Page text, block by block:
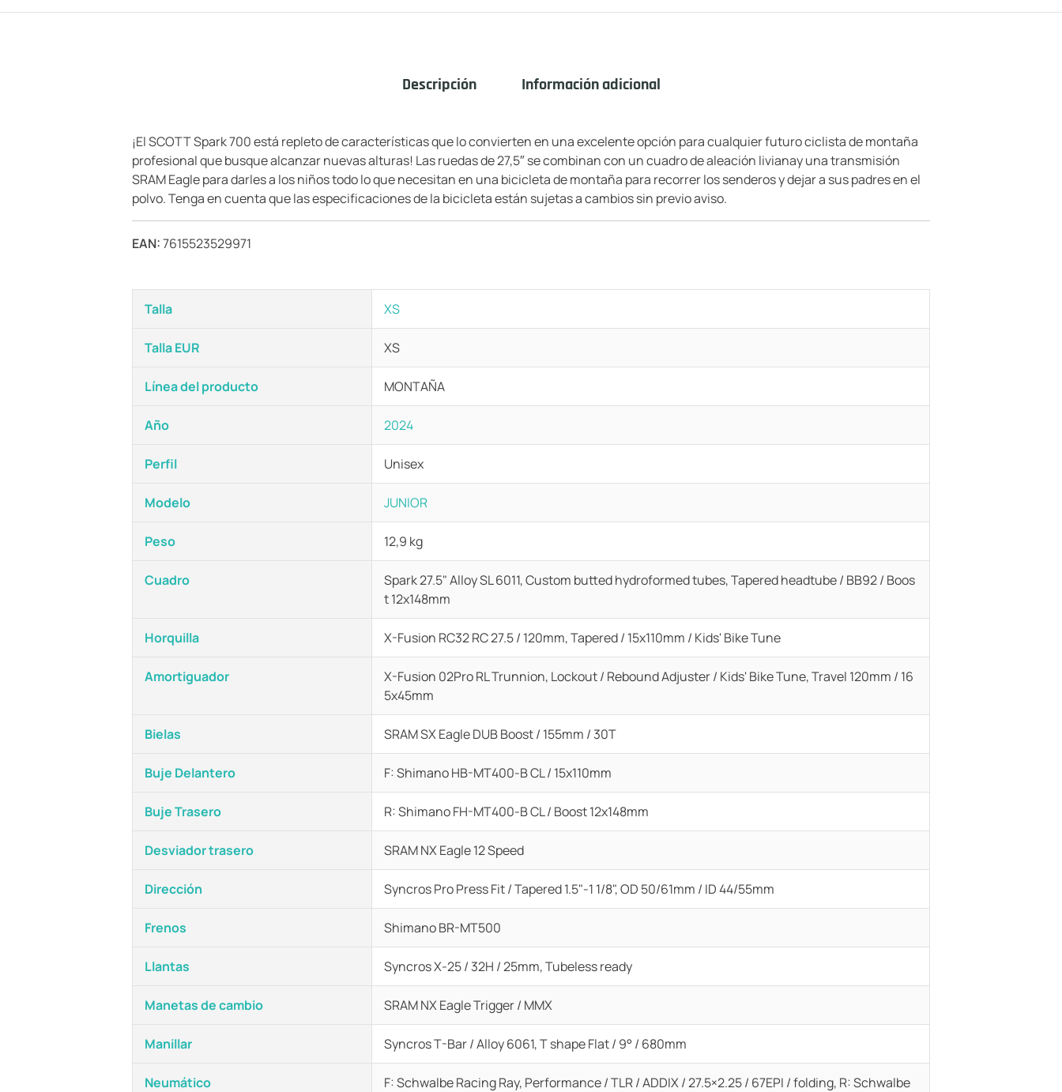
Descripción Información adicional
¡El SCOTT Spark 700 está repleto de características que lo convierten en una excelente opción para cualquier futuro ciclista de montaña
profesional que busque alcanzar nuevas alturas! Las ruedas de 27,5″ se combinan con un cuadro de aleación livianay una transmisión
SRAM Eagle para darles a los niños todo lo que necesitan en una bicicleta de montaña para recorrer los senderos y dejar a sus padres en el
polvo. Tenga en cuenta que las especificaciones de la bicicleta están sujetas a cambios sin previo aviso.
EAN:7615523529971
Talla XS
Talla EUR XS
Línea del producto MONTAÑA
Año 2024
Perfil Unisex
Modelo JUNIOR
Peso 12,9 kg
Cuadro
Spark 27.5" Alloy SL 6011, Custom butted hydroformed tubes, Tapered headtube / BB92 / Boos
t 12x148mm
Horquilla X-Fusion RC32 RC 27.5 / 120mm, Tapered / 15x110mm / Kids' Bike Tune
Amortiguador
X-Fusion 02Pro RL Trunnion, Lockout / Rebound Adjuster / Kids' Bike Tune, Travel 120mm / 16
5x45mm
Bielas SRAM SX Eagle DUB Boost / 155mm / 30T
Buje Delantero F: Shimano HB-MT400-B CL / 15x110mm
Buje Trasero R: Shimano FH-MT400-B CL / Boost 12x148mm
Desviador trasero SRAM NX Eagle 12 Speed
Dirección Syncros Pro Press Fit / Tapered 1.5"-1 1/8", OD 50/61mm / ID 44/55mm
Frenos Shimano BR-MT500
Llantas Syncros X-25 / 32H / 25mm, Tubeless ready
Manetas de cambio SRAM NX Eagle Trigger / MMX
Manillar Syncros T-Bar / Alloy 6061, T shape Flat / 9° / 680mm
Neumático
F: Schwalbe Racing Ray, Performance / TLR / ADDIX / 27.5×2.25 / 67EPI / folding, R: Schwalbe